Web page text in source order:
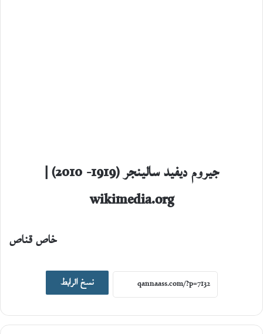
جيروم ديفيد سالينجر (1919- 2010) |
wikimedia.org
خاص قناص
نسخ الرابط اصدارات جديدة
2026